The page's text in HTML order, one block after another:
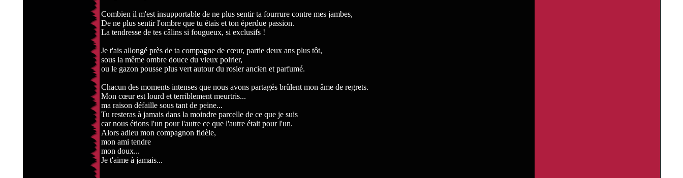
Combien il m'est insupportable de ne plus sentir ta fourrure contre mes jambes,
De ne plus sentir l'ombre que tu étais et ton éperdue passion.
La tendresse de tes câlins si fougueux, si exclusifs !
Je t'ais allongé près de ta compagne de cœur, partie deux ans plus tôt,
sous la même ombre douce du vieux poirier,
ou le gazon pousse plus vert autour du rosier ancien et parfumé.
Chacun des moments intenses que nous avons partagés brûlent mon âme de regrets.
Mon cœur est lourd et terriblement meurtris...
ma raison défaille sous tant de peine...
Tu resteras à jamais dans la moindre parcelle de ce que je suis
car nous étions l'un pour l'autre ce que l'autre était pour l'un.
Alors adieu mon compagnon fidèle,
mon ami tendre
mon doux...
Je t'aime à jamais...